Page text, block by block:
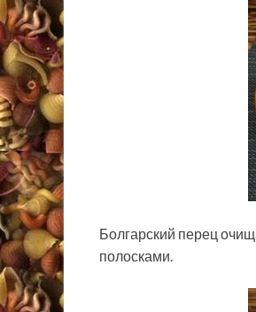
Болгарский перец
полосками.